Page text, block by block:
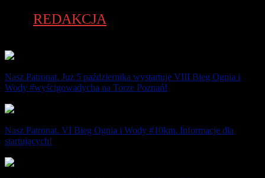
REDAKCJA
Nasz Patronat. Już 5 października wystartuje VIII Bieg Ognia i
Wody #wyścigowadycha na Torze Poznań!
Nasz Patronat. VI Bieg Ognia i Wody #10km. Informacje dla
startujących!